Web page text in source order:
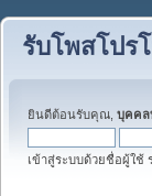
รับโพสโปร
ยินดีต้อนรับคุณ, บุคคล
เข้าสู่ระบบด้วยชื่อผู้ใช้